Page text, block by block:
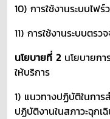
10) การใช้งานระบบไฟร์
11) การใช้งานระบบตร
นโยบายที่ 2นโยบายกา
ให้บริการ
1) แนวทางปฏิบัติในการ
ปฏิบัติงานในสภาวะฉุกเ